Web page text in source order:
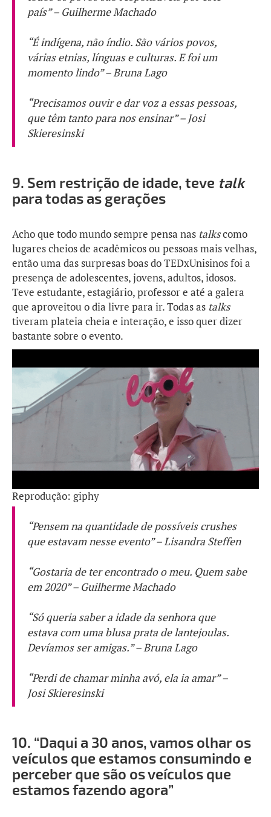
país” – Guilherme Machado
“É indígena, não índio. São vários povos,
várias etnias, línguas e culturas. E foi um
momento lindo” – Bruna Lago
“Precisamos ouvir e dar voz a essas pessoas,
que têm tanto para nos ensinar” – Josi
Skieresinski
9. Sem restrição de idade, teve talk
para todas as gerações
Acho que todo mundo sempre pensa nas talkscomo
lugares cheios de acadêmicos ou pessoas mais velhas,
então uma das surpresas boas do TEDxUnisinos foi a
presença de adolescentes, jovens, adultos, idosos.
Teve estudante, estagiário, professor e até a galera
que aproveitou o dia livre para ir. Todas as talks
tiveram plateia cheia e interação, e isso quer dizer
bastante sobre o evento.
Reprodução: giphy
“Pensem na quantidade de possíveiscrushes
que estavam nesse evento” – Lisandra Steffen
“Gostaria de ter encontrado o meu. Quem sabe
em 2020” – Guilherme Machado
“Só queria saber a idade da senhora que
estava com uma blusa prata de lantejoulas.
Devíamos ser amigas.” – Bruna Lago
“Perdi de chamar minha avó, ela ia amar” –
Josi Skieresinski
10. “Daqui a 30 anos, vamos olhar os
veículos que estamos consumindo e
perceber que são os veículos que
estamos fazendo agora”